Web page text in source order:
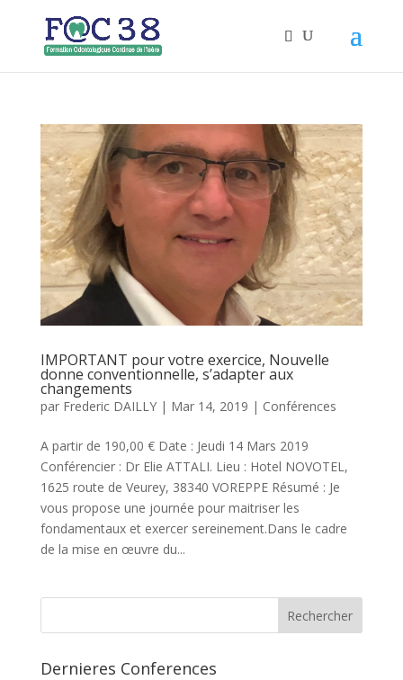
IMPORTANT pour votre exercice, Nouvelle
donne conventionnelle, s’adapter aux
changements
par Frederic DAILLY| Mar 14, 2019 | Conférences
A partir de 190,00 € Date : Jeudi 14 Mars 2019
Conférencier : Dr Elie ATTALI. Lieu : Hotel NOVOTEL,
1625 route de Veurey, 38340 VOREPPE Résumé : Je
vous propose une journée pour maitriser les
fondamentaux et exercer sereinement.Dans le cadre
de la mise en œuvre du...
Dernieres Conferences